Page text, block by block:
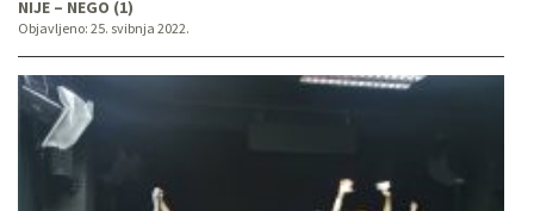
NIJE – NEGO (1)
Objavljeno: 25. svibnja 2022.